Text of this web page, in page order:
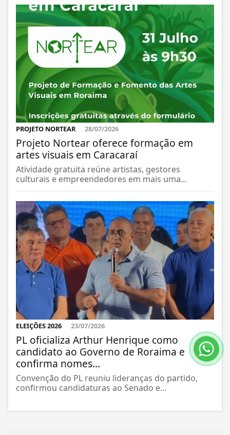
PROJETO NORTEAR 28/07/2026
Projeto Nortear oferece formação em
artes visuais em Caracaraí
Atividade gratuita reúne artistas, gestores
culturais e empreendedores em mais uma...
ELEIÇÕES 2026 23/07/2026
PL oficializa Arthur Henrique como
candidato ao Governo de Roraima e
confirma nomes...
Convenção do PL reuniu lideranças do partido,
confirmou candidaturas ao Senado e...